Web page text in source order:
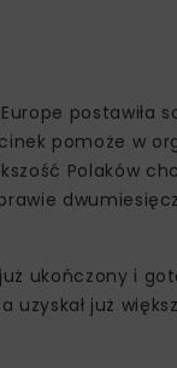
postawiła
pomoże w
Polaków
ukończony i
już